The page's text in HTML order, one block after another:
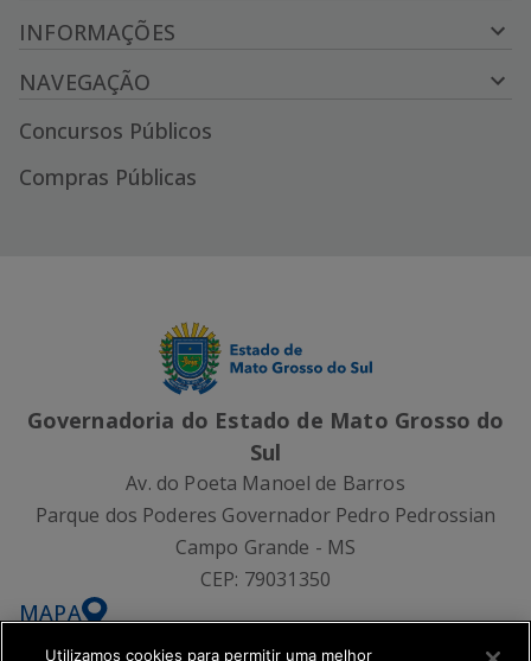
INFORMAÇÕES
NAVEGAÇÃO
Concursos Públicos
Compras Públicas
Governadoria do Estado de Mato Grosso do
Sul
Av. do Poeta Manoel de Barros
Parque dos Poderes Governador Pedro Pedrossian
Campo Grande - MS
CEP: 79031350
MAPA
Utilizamos cookies para permitir uma melhor